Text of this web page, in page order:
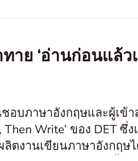
าย ‘อ่านก่อนแล้ว
บภาษาอังกฤษและผู้เข้า
Then Write’ ของ DET
ลิตงานเขียนภาษาอังกฤ